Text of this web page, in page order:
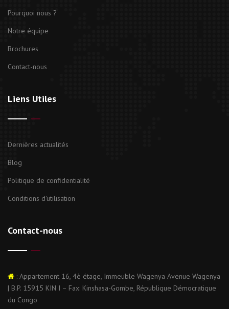
Pourquoi nous ?
Notre équipe
Brochures
Contact-nous
Liens Utiles
Dernières actualités
Blog
Politique de confidentialité
Conditions d'utilisation
Contact-nous
: Appartement 16, 4è étage, Immeuble Wagenya Avenue Wagenya
| B.P. 15915 KIN I – Fax: Kinshasa-Gombe, République Démocratique
du Congo